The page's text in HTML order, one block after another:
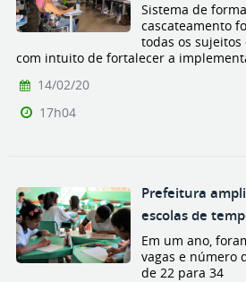
Sistema de
cascateamento
todas os
com intuito de fortalecer a
14/02/20
17h04
Prefeitura
escolas de
Em um ano,
vagas e número
de 22 para 34